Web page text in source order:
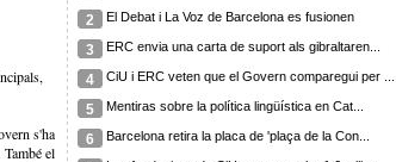
s'ha
el
2 El Debat i La Voz de Barcelona es fusionen
3 ERC envia una carta de suport als gibraltaren...
4 CiU i ERC veten que el Govern comparegui per ...
5 Mentiras sobre la política lingüística en Cat...
6 Barcelona retira la placa de 'plaça de la Con...